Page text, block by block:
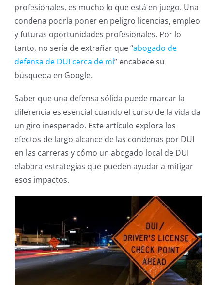
profesionales, es mucho lo que está en juego. Una
condena podría poner en peligro licencias, empleo
y futuras oportunidades profesionales. Por lo
tanto, no sería de extrañar que “abogado de
defensa de DUI cerca de mí” encabece su
búsqueda en Google.
Saber que una defensa sólida puede marcar la
diferencia es esencial cuando el curso de la vida da
un giro inesperado. Este artículo explora los
efectos de largo alcance de las condenas por DUI
en las carreras y cómo un abogado local de DUI
elabora estrategias que pueden ayudar a mitigar
esos impactos.